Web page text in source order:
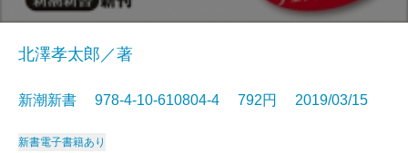
北澤孝太郎／著
新潮新書 978-4-10-610804-4 792円 2019/03/15
新書電子書籍あり